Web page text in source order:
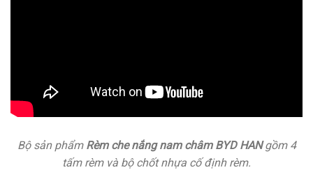
Bộ sản phẩm Rèm che nắng nam châm BYD HANgồm 4
tấm rèm và bộ chốt nhựa cố định rèm.